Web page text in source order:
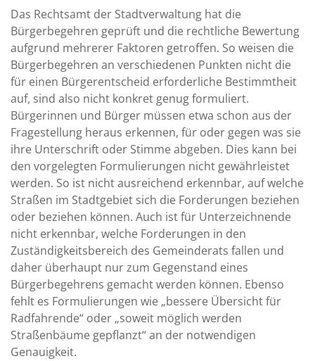
Das Rechtsamt der Stadtverwaltung hat die
Bürgerbegehren geprüft und die rechtliche Bewertung
aufgrund mehrerer Faktoren getroffen. So weisen die
Bürgerbegehren an verschiedenen Punkten nicht die
für einen Bürgerentscheid erforderliche Bestimmtheit
auf, sind also nicht konkret genug formuliert.
Bürgerinnen und Bürger müssen etwa schon aus der
Fragestellung heraus erkennen, für oder gegen was sie
ihre Unterschrift oder Stimme abgeben. Dies kann bei
den vorgelegten Formulierungen nicht gewährleistet
werden. So ist nicht ausreichend erkennbar, auf welche
Straßen im Stadtgebiet sich die Forderungen beziehen
oder beziehen können. Auch ist für Unterzeichnende
nicht erkennbar, welche Forderungen in den
Zuständigkeitsbereich des Gemeinderats fallen und
daher überhaupt nur zum Gegenstand eines
Bürgerbegehrens gemacht werden können. Ebenso
fehlt es Formulierungen wie „bessere Übersicht für
Radfahrende“ oder „soweit möglich werden
Straßenbäume gepflanzt“ an der notwendigen
Genauigkeit.